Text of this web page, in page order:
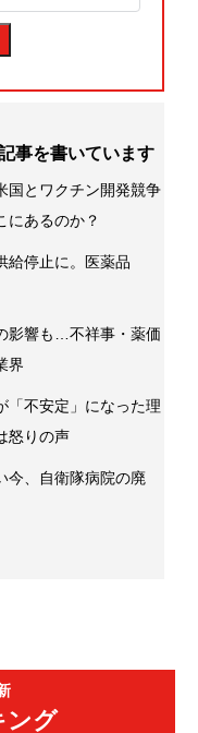
事を書いています
国とワクチン開発競争
にあるのか？
給停止に。医薬品
影響も…不祥事・薬価
界
「不安定」になった理
怒りの声
今、自衛隊病院の廃
ング